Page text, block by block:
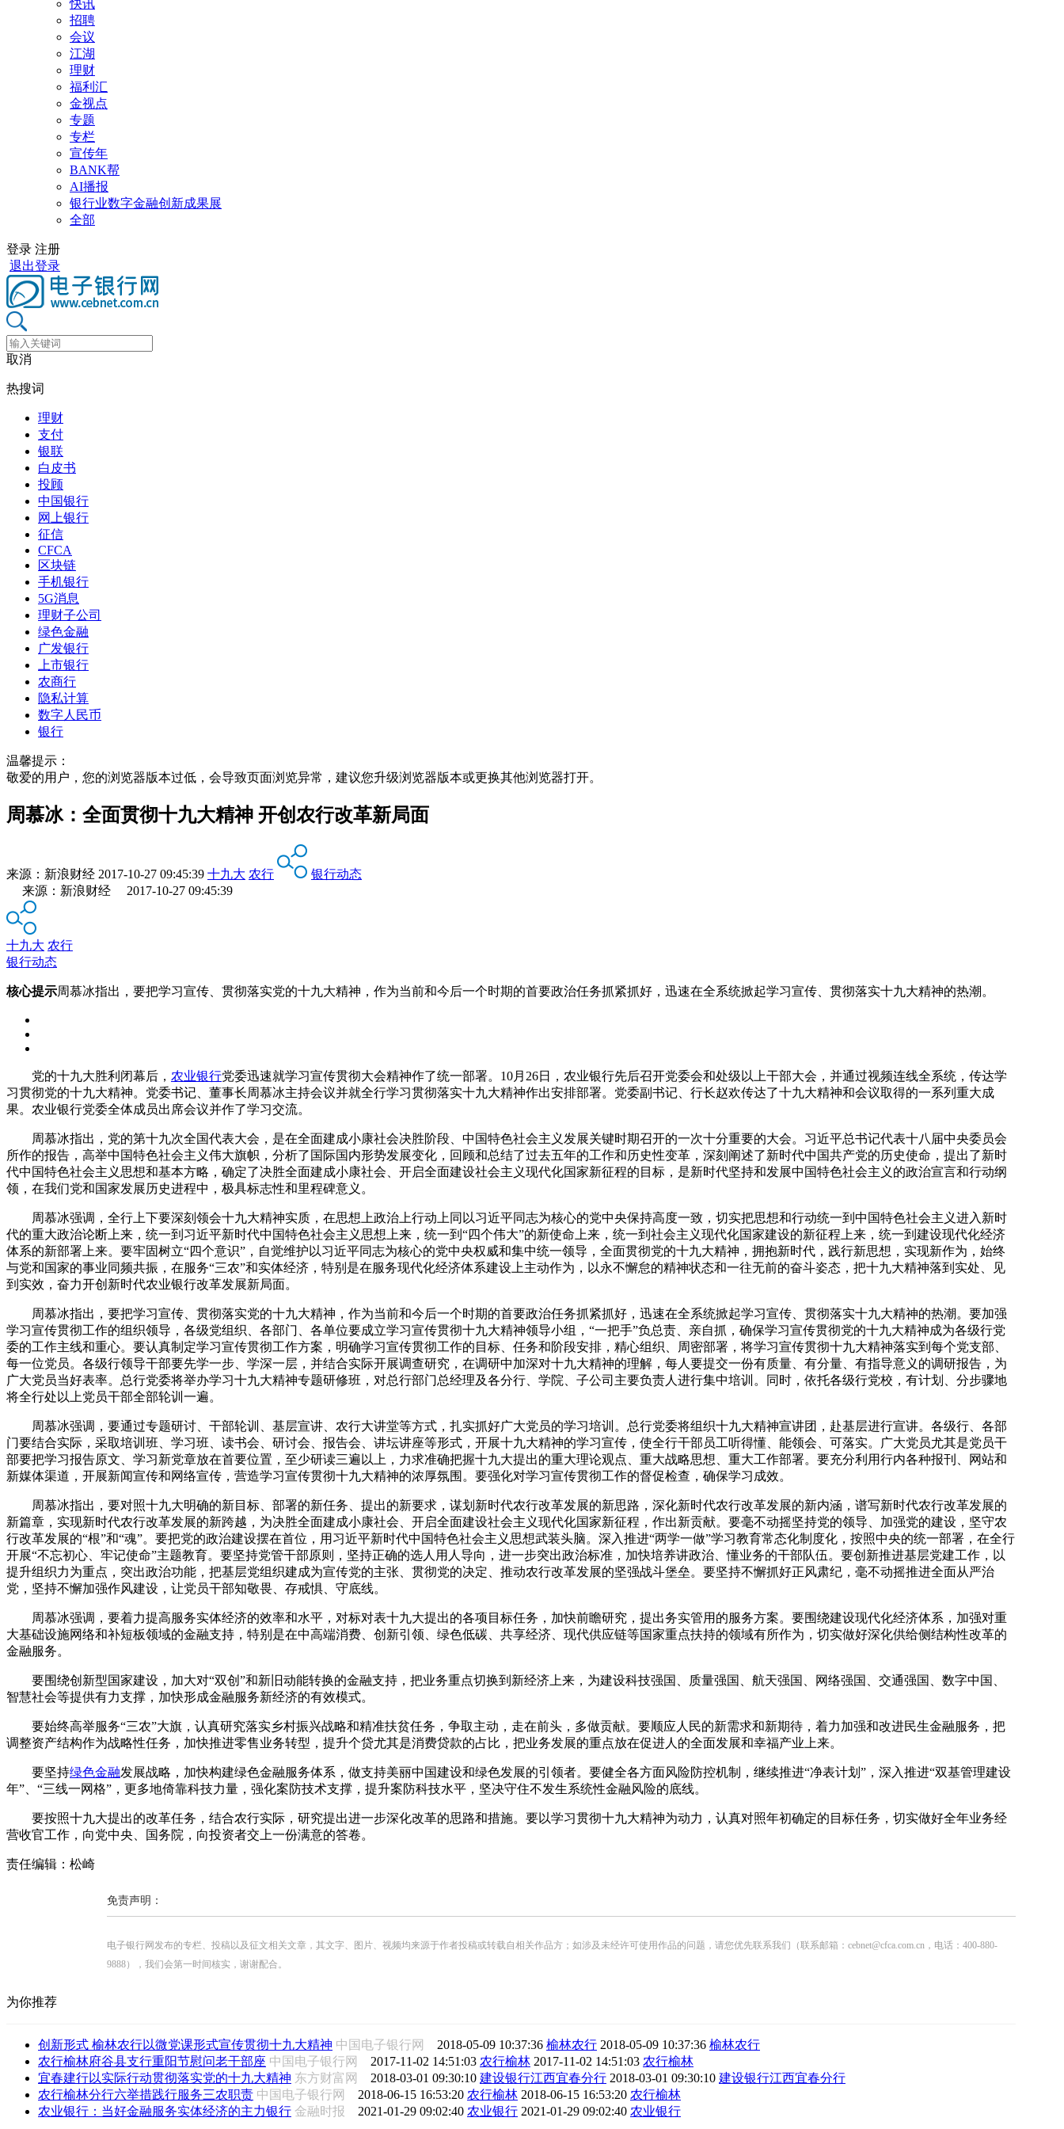
快讯
招聘
会议
江湖
理财
福利汇
金视点
专题
专栏
宣传年
BANK帮
AI播报
银行业数字金融创新成果展
全部
登录 注册
退出登录
取消
热搜词
理财
支付
银联
白皮书
投顾
中国银行
网上银行
征信
CFCA
区块链
手机银行
5G消息
理财子公司
绿色金融
广发银行
上市银行
农商行
隐私计算
数字人民币
银行
温馨提示：
敬爱的用户，您的浏览器版本过低，会导致页面浏览异常，建议您升级浏览器版本或更换其他浏览器打开。
周慕冰：全面贯彻十九大精神 开创农行改革新局面
来源： 新浪财经 2017-10-27 09:45:39 十九大 农行
银行动态
来源：新浪财经 2017-10-27 09:45:39
十九大 农行
银行动态
核心提示周慕冰指出，要把学习宣传、贯彻落实党的十九大精神，作为当前和今后一个时期的首要政治任务抓紧抓好，迅速在全系统掀起学习宣传、贯彻落实十九大精神的热潮。
党的十九大胜利闭幕后， 农业银行党委迅速就学习宣传贯彻大会精神作了统一部署。10月26日，农业银行先后召开党委会和处级以上干部大会，并通过视频连线全系统，传达学
习贯彻党的十九大精神。党委书记、董事长周慕冰主持会议并就全行学习贯彻落实十九大精神作出安排部署。党委副书记、行长赵欢传达了十九大精神和会议取得的一系列重大成
果。农业银行党委全体成员出席会议并作了学习交流。
周慕冰指出，党的第十九次全国代表大会，是在全面建成小康社会决胜阶段、中国特色社会主义发展关键时期召开的一次十分重要的大会。习近平总书记代表十八届中央委员会
所作的报告，高举中国特色社会主义伟大旗帜，分析了国际国内形势发展变化，回顾和总结了过去五年的工作和历史性变革，深刻阐述了新时代中国共产党的历史使命，提出了新时
代中国特色社会主义思想和基本方略，确定了决胜全面建成小康社会、开启全面建设社会主义现代化国家新征程的目标，是新时代坚持和发展中国特色社会主义的政治宣言和行动纲
领，在我们党和国家发展历史进程中，极具标志性和里程碑意义。
周慕冰强调，全行上下要深刻领会十九大精神实质，在思想上政治上行动上同以习近平同志为核心的党中央保持高度一致，切实把思想和行动统一到中国特色社会主义进入新时
代的重大政治论断上来，统一到习近平新时代中国特色社会主义思想上来，统一到“四个伟大”的新使命上来，统一到社会主义现代化国家建设的新征程上来，统一到建设现代化经济
体系的新部署上来。要牢固树立“四个意识”，自觉维护以习近平同志为核心的党中央权威和集中统一领导，全面贯彻党的十九大精神，拥抱新时代，践行新思想，实现新作为，始终
与党和国家的事业同频共振，在服务“三农”和实体经济，特别是在服务现代化经济体系建设上主动作为，以永不懈怠的精神状态和一往无前的奋斗姿态，把十九大精神落到实处、见
到实效，奋力开创新时代农业银行改革发展新局面。
周慕冰指出，要把学习宣传、贯彻落实党的十九大精神，作为当前和今后一个时期的首要政治任务抓紧抓好，迅速在全系统掀起学习宣传、贯彻落实十九大精神的热潮。要加强
学习宣传贯彻工作的组织领导，各级党组织、各部门、各单位要成立学习宣传贯彻十九大精神领导小组，“一把手”负总责、亲自抓，确保学习宣传贯彻党的十九大精神成为各级行党
委的工作主线和重心。要认真制定学习宣传贯彻工作方案，明确学习宣传贯彻工作的目标、任务和阶段安排，精心组织、周密部署，将学习宣传贯彻十九大精神落实到每个党支部、
每一位党员。各级行领导干部要先学一步、学深一层，并结合实际开展调查研究，在调研中加深对十九大精神的理解，每人要提交一份有质量、有分量、有指导意义的调研报告，为
广大党员当好表率。总行党委将举办学习十九大精神专题研修班，对总行部门总经理及各分行、学院、子公司主要负责人进行集中培训。同时，依托各级行党校，有计划、分步骤地
将全行处以上党员干部全部轮训一遍。
周慕冰强调，要通过专题研讨、干部轮训、基层宣讲、农行大讲堂等方式，扎实抓好广大党员的学习培训。总行党委将组织十九大精神宣讲团，赴基层进行宣讲。各级行、各部
门要结合实际，采取培训班、学习班、读书会、研讨会、报告会、讲坛讲座等形式，开展十九大精神的学习宣传，使全行干部员工听得懂、能领会、可落实。广大党员尤其是党员干
部要把学习报告原文、学习新党章放在首要位置，至少研读三遍以上，力求准确把握十九大提出的重大理论观点、重大战略思想、重大工作部署。要充分利用行内各种报刊、网站和
新媒体渠道，开展新闻宣传和网络宣传，营造学习宣传贯彻十九大精神的浓厚氛围。要强化对学习宣传贯彻工作的督促检查，确保学习成效。
周慕冰指出，要对照十九大明确的新目标、部署的新任务、提出的新要求，谋划新时代农行改革发展的新思路，深化新时代农行改革发展的新内涵，谱写新时代农行改革发展的
新篇章，实现新时代农行改革发展的新跨越，为决胜全面建成小康社会、开启全面建设社会主义现代化国家新征程，作出新贡献。要毫不动摇坚持党的领导、加强党的建设，坚守农
行改革发展的“根”和“魂”。要把党的政治建设摆在首位，用习近平新时代中国特色社会主义思想武装头脑。深入推进“两学一做”学习教育常态化制度化，按照中央的统一部署，在全行
开展“不忘初心、牢记使命”主题教育。要坚持党管干部原则，坚持正确的选人用人导向，进一步突出政治标准，加快培养讲政治、懂业务的干部队伍。要创新推进基层党建工作，以
提升组织力为重点，突出政治功能，把基层党组织建成为宣传党的主张、贯彻党的决定、推动农行改革发展的坚强战斗堡垒。要坚持不懈抓好正风肃纪，毫不动摇推进全面从严治
党，坚持不懈加强作风建设，让党员干部知敬畏、存戒惧、守底线。
周慕冰强调，要着力提高服务实体经济的效率和水平，对标对表十九大提出的各项目标任务，加快前瞻研究，提出务实管用的服务方案。要围绕建设现代化经济体系，加强对重
大基础设施网络和补短板领域的金融支持，特别是在中高端消费、创新引领、绿色低碳、共享经济、现代供应链等国家重点扶持的领域有所作为，切实做好深化供给侧结构性改革的
金融服务。
要围绕创新型国家建设，加大对“双创”和新旧动能转换的金融支持，把业务重点切换到新经济上来，为建设科技强国、质量强国、航天强国、网络强国、交通强国、数字中国、
智慧社会等提供有力支撑，加快形成金融服务新经济的有效模式。
要始终高举服务“三农”大旗，认真研究落实乡村振兴战略和精准扶贫任务，争取主动，走在前头，多做贡献。要顺应人民的新需求和新期待，着力加强和改进民生金融服务，把
调整资产结构作为战略性任务，加快推进零售业务转型，提升个贷尤其是消费贷款的占比，把业务发展的重点放在促进人的全面发展和幸福产业上来。
要坚持绿色金融发展战略，加快构建绿色金融服务体系，做支持美丽中国建设和绿色发展的引领者。要健全各方面风险防控机制，继续推进“净表计划”，深入推进“双基管理建设
年”、“三线一网格”，更多地倚靠科技力量，强化案防技术支撑，提升案防科技水平，坚决守住不发生系统性金融风险的底线。
要按照十九大提出的改革任务，结合农行实际，研究提出进一步深化改革的思路和措施。要以学习贯彻十九大精神为动力，认真对照年初确定的目标任务，切实做好全年业务经
营收官工作，向党中央、国务院，向投资者交上一份满意的答卷。
责任编辑：松崎
免责声明：
电子银行网发布的专栏、投稿以及征文相关文章，其文字、图片、视频均来源于作者投稿或转载自相关作品方；如涉及未经许可使用作品的问题，请您优先联系我们（联系邮箱：cebnet@cfca.com.cn，电话：400-880-
9888），我们会第一时间核实，谢谢配合。
为你推荐
创新形式 榆林农行以微党课形式宣传贯彻十九大精神 中国电子银行网 2018-05-09 10:37:36 榆林农行 2018-05-09 10:37:36 榆林农行
农行榆林府谷县支行重阳节慰问老干部座 中国电子银行网 2017-11-02 14:51:03 农行榆林 2017-11-02 14:51:03 农行榆林
宜春建行以实际行动贯彻落实党的十九大精神 东方财富网 2018-03-01 09:30:10 建设银行江西宜春分行 2018-03-01 09:30:10 建设银行江西宜春分行
农行榆林分行六举措践行服务三农职责 中国电子银行网 2018-06-15 16:53:20 农行榆林 2018-06-15 16:53:20 农行榆林
农业银行：当好金融服务实体经济的主力银行 金融时报 2021-01-29 09:02:40 农业银行 2021-01-29 09:02:40 农业银行